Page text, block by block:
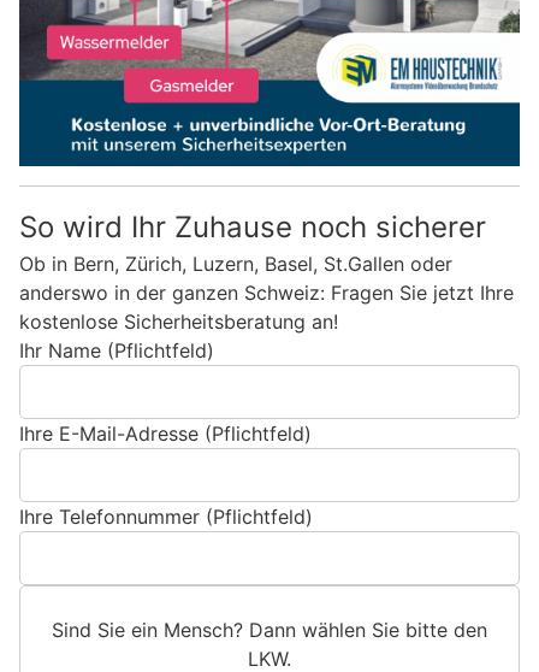
So wird Ihr Zuhause noch sicherer
Ob in Bern, Zürich, Luzern, Basel, St.Gallen oder
anderswo in der ganzen Schweiz: Fragen Sie jetzt Ihre
kostenlose Sicherheitsberatung an!
Ihr Name (Pflichtfeld)
Ihre E-Mail-Adresse (Pflichtfeld)
Ihre Telefonnummer (Pflichtfeld)
Sind Sie ein Mensch? Dann wählen Sie bitte den
LKW.